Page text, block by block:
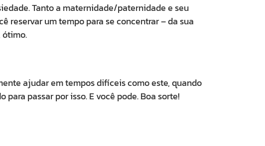
Tanto a maternidade/paternidade e seu
reservar um tempo para se concentrar – da sua
ótimo.
ajudar em tempos difíceis como este, quando
passar por isso. E você pode. Boa sorte!